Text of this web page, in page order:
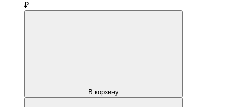
₽
В корзину